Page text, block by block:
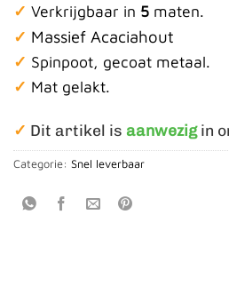
✓ Verkrijgbaar in 5 maten.
✓ Massief Acaciahout
✓ Spinpoot, gecoat metaal.
✓ Mat gelakt.
✓ Dit artikel is aanwezigin
Categorie: Snel leverbaar